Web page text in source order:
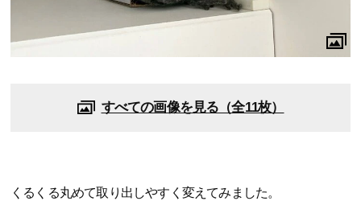
すべての画像を見る（全11枚）
くるくる丸めて取り出しやすく変えてみました。